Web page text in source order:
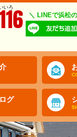
いろ
＼ LINEで浜松
グ